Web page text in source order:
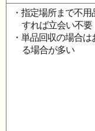
・指定場所まで不用
すれば立会い不要
・単品回収の場合は
る場合が多い